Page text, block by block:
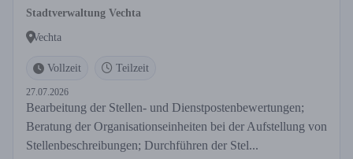
Stadtverwaltung Vechta
Vechta
Vollzeit Teilzeit
27.07.2026
Bearbeitung der Stellen- und Dienstpostenbewertungen;
Beratung der Organisationseinheiten bei der Aufstellung von
Stellenbeschreibungen; Durchführen der Stel...